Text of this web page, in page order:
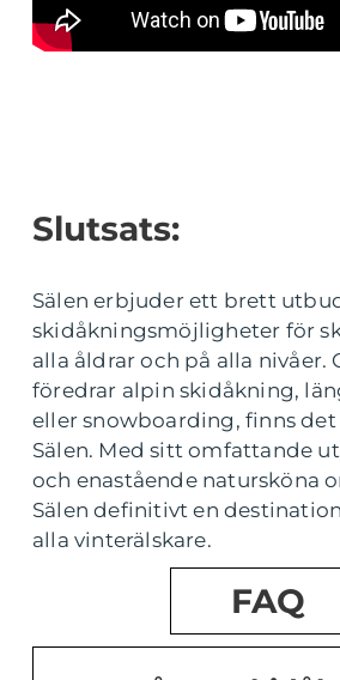
Slutsats:
Sälen erbjuder ett brett
skidåkningsmöjligheter för
alla åldrar och på alla nivåer.
föredrar alpin skidåkning,
eller snowboarding, finns
Sälen. Med sitt omfattande
och enastående natursköna
Sälen definitivt en
alla vinterälskare.
FAQ